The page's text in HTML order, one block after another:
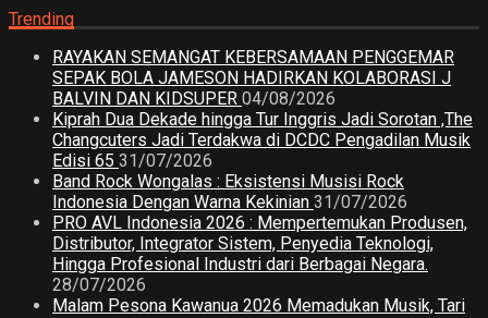
Trending
RAYAKAN SEMANGAT KEBERSAMAAN PENGGEMAR
SEPAK BOLA JAMESON HADIRKAN KOLABORASI J
BALVIN DAN KIDSUPER 04/08/2026
Kiprah Dua Dekade hingga Tur Inggris Jadi Sorotan ,The
Changcuters Jadi Terdakwa di DCDC Pengadilan Musik
Edisi 65 31/07/2026
Band Rock Wongalas : Eksistensi Musisi Rock
Indonesia Dengan Warna Kekinian 31/07/2026
PRO AVL Indonesia 2026 : Mempertemukan Produsen,
Distributor, Integrator Sistem, Penyedia Teknologi,
Hingga Profesional Industri dari Berbagai Negara.
28/07/2026
Malam Pesona Kawanua 2026 Memadukan Musik, Tari